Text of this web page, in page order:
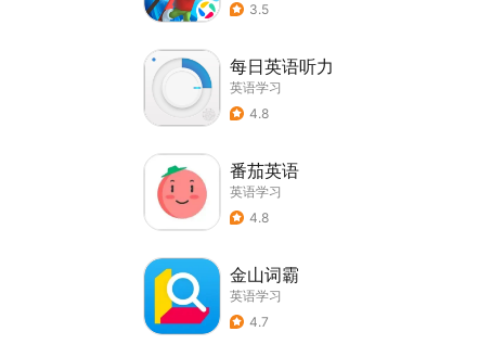
3.5
每日英语听力
英语学习
4.8
番茄英语
英语学习
4.8
金山词霸
英语学习
4.7